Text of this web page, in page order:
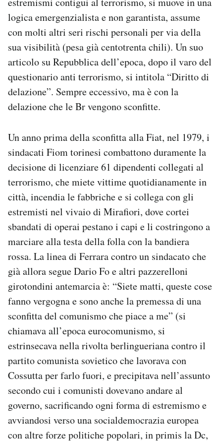
logica emergenzialista e non garantista, assume
con molti altri seri rischi personali per via della
sua visibilità (pesa già centotrenta chili). Un suo
articolo su Repubblica dell’epoca, dopo il varo del
questionario anti terrorismo, si intitola “Diritto di
delazione”. Sempre eccessivo, ma è con la
delazione che le Br vengono sconfitte.
Un anno prima della sconfitta alla Fiat, nel 1979, i
sindacati Fiom torinesi combattono duramente la
decisione di licenziare 61 dipendenti collegati al
terrorismo, che miete vittime quotidianamente in
città, incendia le fabbriche e si collega con gli
estremisti nel vivaio di Mirafiori, dove cortei
sbandati di operai pestano i capi e li costringono a
marciare alla testa della folla con la bandiera
rossa. La linea di Ferrara contro un sindacato che
già allora segue Dario Fo e altri pazzerelloni
girotondini antemarcia è: “Siete matti, queste cose
fanno vergogna e sono anche la premessa di una
sconfitta del comunismo che piace a me” (si
chiamava all’epoca eurocomunismo, si
estrinsecava nella rivolta berlingueriana contro il
partito comunista sovietico che lavorava con
Cossutta per farlo fuori, e precipitava nell’assunto
secondo cui i comunisti dovevano andare al
governo, sacrificando ogni forma di estremismo e
avviandosi verso una socialdemocrazia europea
con altre forze politiche popolari, in primis la Dc,